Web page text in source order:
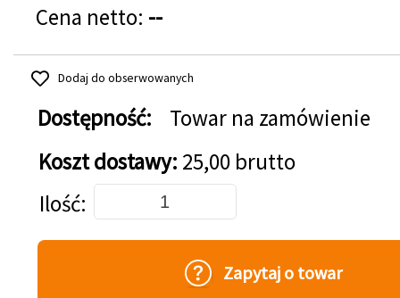
Cena netto: --
Dodaj do obserwowanych
Dostępność:
Towar na zamówienie
Koszt dostawy: 25,00 brutto
Dodaj do koszyka
Ilość
Zapytaj o towar